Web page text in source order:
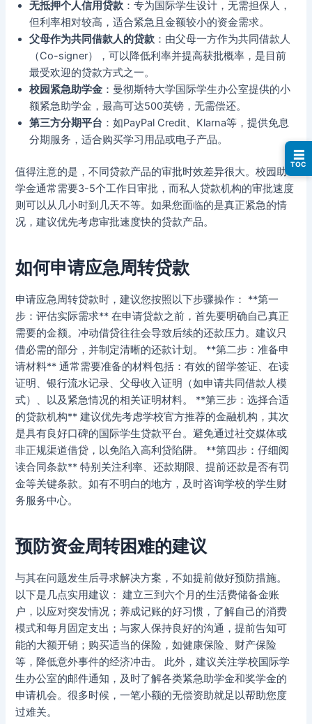
无抵押个人信用贷款 ：专为国际学生设计，无需担保人，
但利率相对较高，适合紧急且金额较小的资金需求。
父母作为共同借款人的贷款 ：由父母一方作为共同借款人
（Co-signer），可以降低利率并提高获批概率，是目前
最受欢迎的贷款方式之一。
校园紧急助学金 ：曼彻斯特大学国际学生办公室提供的小
额紧急助学金，最高可达500英镑，无需偿还。
第三方分期平台 ：如PayPal Credit、Klarna等，提供免息
分期服务，适合购买学习用品或电子产品。
值得注意的是，不同贷款产品的审批时效差异很大。校园助
学金通常需要3-5个工作日审批，而私人贷款机构的审批速度
则可以从几小时到几天不等。如果您面临的是真正紧急的情
况，建议优先考虑审批速度快的贷款产品。
如何申请应急周转贷款
申请应急周转贷款时，建议您按照以下步骤操作： **第一
步：评估实际需求** 在申请贷款之前，首先要明确自己真正
需要的金额。冲动借贷往往会导致后续的还款压力。建议只
借必需的部分，并制定清晰的还款计划。 **第二步：准备申
请材料** 通常需要准备的材料包括：有效的留学签证、在读
证明、银行流水记录、父母收入证明（如申请共同借款人模
式）、以及紧急情况的相关证明材料。 **第三步：选择合适
的贷款机构** 建议优先考虑学校官方推荐的金融机构，其次
是具有良好口碑的国际学生贷款平台。避免通过社交媒体或
非正规渠道借贷，以免陷入高利贷陷阱。 **第四步：仔细阅
读合同条款** 特别关注利率、还款期限、提前还款是否有罚
金等关键条款。如有不明白的地方，及时咨询学校的学生财
务服务中心。
预防资金周转困难的建议
与其在问题发生后寻求解决方案，不如提前做好预防措施。
以下是几点实用建议： 建立三到六个月的生活费储备金账
户，以应对突发情况；养成记账的好习惯，了解自己的消费
模式和每月固定支出；与家人保持良好的沟通，提前告知可
能的大额开销；购买适当的保险，如健康保险、财产保险
等，降低意外事件的经济冲击。 此外，建议关注学校国际学
生办公室的邮件通知，及时了解各类紧急助学金和奖学金的
申请机会。很多时候，一笔小额的无偿资助就足以帮助您度
过难关。
☰
TOC